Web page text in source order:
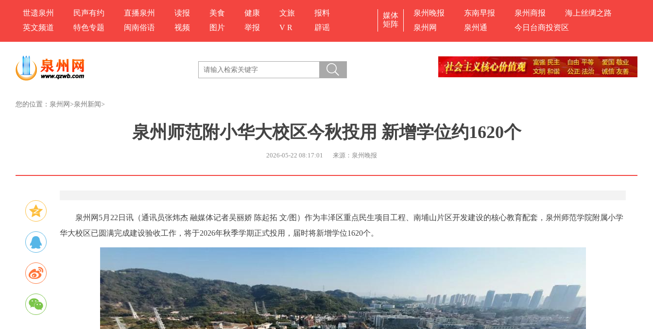
世遗泉州 民声有约 直播泉州 读报 美食 健康 文旅
报料
英文频道
特色专题 闽南俗语 视频 图片 举报 V R 辟谣
媒体
矩阵
泉州晚报 东南早报 泉州商报
海上丝绸之路
泉州网
泉州通 今日台商投资区
您的位置： 泉州网 >泉州新闻>
泉州师范附小华大校区今秋投用 新增学位约1620个
2026-05-22 08:17:01 来源：泉州晚报
泉州网5月22日讯（通讯员张炜杰 融媒体记者吴丽娇 陈起拓 文/图）作为丰泽区重点民生项目工程、南埔山片区开发建设的核心教育配套，泉州师范学院附属小学
华大校区已圆满完成建设验收工作，将于2026年秋季学期正式投用，届时将新增学位1620个。